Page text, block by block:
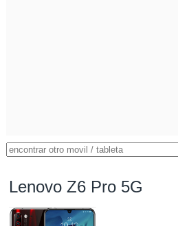
Lenovo Z6 Pro 5G